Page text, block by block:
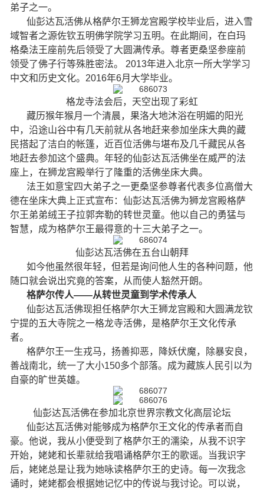
弟子之一。
仙彭达瓦活佛从格萨尔王狮龙宫殿学校毕业后，进入雪
域智者之源佐钦五明佛学院学习五明。在此期间，在白玛
格桑法王座前先后领受了大圆满传承。尊者更桑坚参座前
领受了佛子行等殊胜密法。 2013年进入北京一所大学学习
中文和历史文化。2016年6月大学毕业。
格龙寺法会后，天空出现了彩虹
藏历猴年猴月一个清晨，果洛大地沐浴在明媚的阳光
中，沿途山谷中有几天前就从各地赶来参加坐床大典的藏
民搭起了洁白的帐篷，近百位活佛与堪布及几千藏民从各
地赶去参加这个盛典。年轻的仙彭达瓦活佛坐在威严的法
座上，在狮龙宫殿举行了隆重的活佛坐床大典。
法王如意宝四大弟子之一更桑坚参尊者代表多位高僧大
德在坐床大典上正式宣布：仙彭达瓦活佛为狮龙宫殿格萨
尔王弟弟绒王子拉郭奔勒的转世灵童。他以自己的勇猛与
智慧，成为格萨尔王最得意的十三大弟子之一。
仙彭达瓦活佛在五台山朝拜
如今他虽然很年轻，但若是询问他人生的各种问题，他
随口就会说出究竟的答案，从而使人豁然开朗。
格萨尔传人——从转世灵童到学术传承人
仙彭达瓦活佛现担任格萨尔大王狮龙宫殿和大圆满龙钦
宁提的五大寺院之一格龙寺活佛，是格萨尔王文化传承
者。
格萨尔王一生戎马，扬善抑恶，降妖伏魔，除暴安良，
善战南北，统一了大小150多个部落。成为藏族人民引以为
自豪的旷世英雄。
仙彭达瓦活佛在参加北京世界宗教文化高层论坛
仙彭达瓦活佛对能够成为格萨尔王文化的传承者而自
豪。他说，我从小便受到了格萨尔王的濡染，从我不识字
开始，姥姥和长辈就给我唱诵格萨尔王的歌谣。当我识字
后，姥姥总是让我为她咏读格萨尔王的史诗。每一次我念
诵时，姥姥都会根据她记忆中的传说与我讨论。可以说，